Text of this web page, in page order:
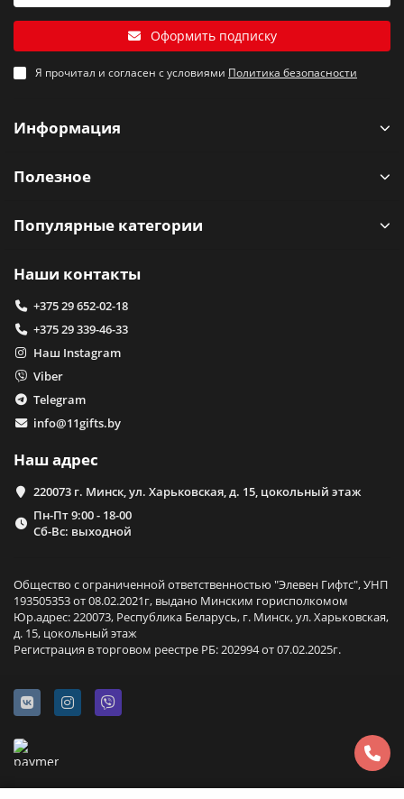
Оформить подписку
Я прочитал и согласен с условиями Политика безопасности
Информация
Полезное
Популярные категории
Наши контакты
+375 29 652-02-18
+375 29 339-46-33
Наш Instagram
Viber
Telegram
info@11gifts.by
Наш адрес
220073 г. Минск, ул. Харьковская, д. 15, цокольный этаж
Пн-Пт 9:00 - 18-00
Сб-Вс: выходной
Общество с ограниченной ответственностью "Элевен Гифтс", УНП
193505353 от 08.02.2021г, выдано Минским горисполкомом
Юр.адрес: 220073, Республика Беларусь, г. Минск, ул. Харьковская,
д. 15, цокольный этаж
Регистрация в торговом реестре РБ: 202994 от 07.02.2025г.